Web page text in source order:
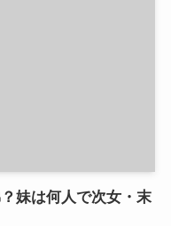
妹は何人で次女・末